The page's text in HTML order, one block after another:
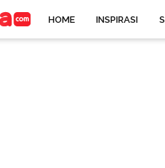
HOME INSPIRASI